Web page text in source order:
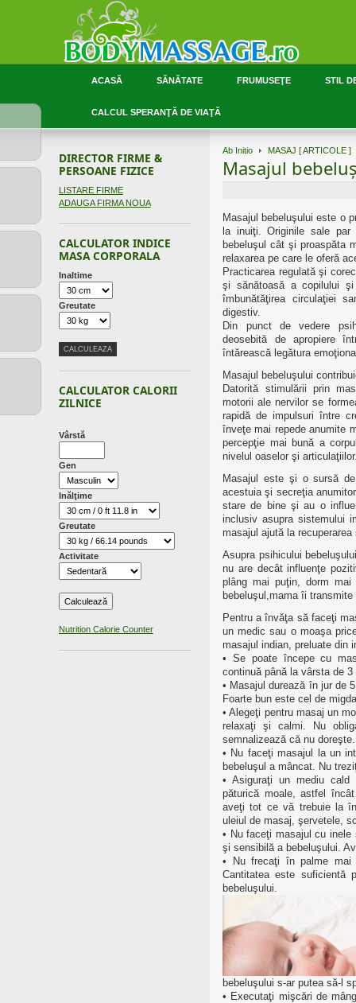
ACASĂ SĂNĂTATE FRUMUSEŢE STIL
CALCUL SPERANŢĂ DE VIAŢĂ
Ab Initio MASAJ [ ARTICOLE ]
Masajul
Masajul bebeluşului este o
la inuiţi. Originile sale
bebeluşul cât şi proaspăta
relaxarea pe care le oferă
Practicarea regulată şi
şi sănătoasă a copilului
îmbunătăţirea circulaţiei
digestiv.
Din punct de vedere
deosebită de apropiere
întărească legătura
Masajul bebeluşului
Datorită stimulării prin
motorii ale nervilor se
rapidă de impulsuri între
înveţe mai repede anumite
percepţie mai bună a
nivelul oaselor şi
Masajul este şi o sursă
acestuia şi secreţia
stare de bine şi au o
inclusiv asupra sistemului
masajul ajută la
Asupra psihicului
nu are decât influenţe
plâng mai puţin, dorm
bebeluşul,mama îi
Pentru a învăţa să faceţi
un medic sau o moaşa
masajul indian, preluate din
• Se poate începe cu
continuă până la vârsta de 3
• Masajul durează în jur de
Foarte bun este cel de
• Alegeţi pentru masaj un
relaxaţi şi calmi. Nu
semnalizează că nu doreşte.
• Nu faceţi masajul la un
bebeluşul a mâncat. Nu
• Asiguraţi un mediu
păturică moale, astfel
aveţi tot ce vă trebuie la
uleiul de masaj, şervetele,
• Nu faceţi masajul cu
şi sensibilă a bebeluşului.
• Nu frecaţi în palme mai
Cantitatea este suficientă
bebeluşului.
bebeluşului s-ar putea să-l
• Executaţi mişcări de
DIRECTOR FIRME &
PERSOANE FIZICE
LISTARE FIRME
ADAUGA FIRMA NOUA
CALCULATOR INDICE
MASA CORPORALA
Inaltime
Greutate
CALCULATOR CALORII
ZILNICE
Vârstă
Gen
Inălţime
Greutate
Activitate
Nutrition Calorie Counter